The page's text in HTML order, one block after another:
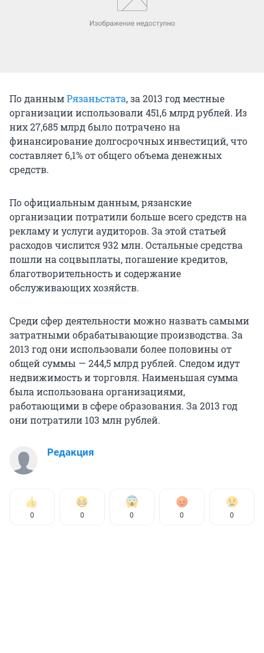
По даннымРязаньстата, за 2013 год местные
организации использовали 451,6 млрд рублей. Из
них 27,685 млрд было потрачено на
финансирование долгосрочных инвестиций, что
составляет 6,1% от общего объема денежных
средств.
По официальным данным, рязанские
организации потратили больше всего средств на
рекламу и услуги аудиторов. За этой статьей
расходов числится 932 млн. Остальные средства
пошли на соцвыплаты, погашение кредитов,
благотворительность и содержание
обслуживающих хозяйств.
Среди сфер деятельности можно назвать самыми
затратными обрабатывающие производства. За
2013 год они использовали более половины от
общей суммы — 244,5 млрд рублей. Следом идут
недвижимость и торговля. Наименьшая сумма
была использована организациями,
работающими в сфере образования. За 2013 год
они потратили 103 млн рублей.
Редакция
0 0 0 0 0